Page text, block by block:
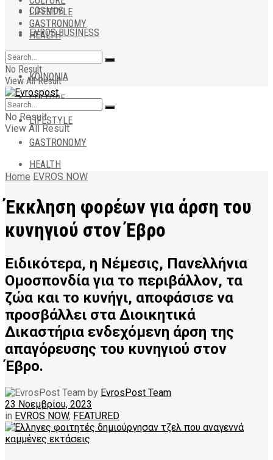
COSMOS
EVROS BUSINESS
ΑΠΟΨΕΙΣ
ΚΟΙΝΩΝΙΑ
CULTURE
LIFESTYLE
GASTRONOMY
HEALTH
LIFESTYLE
GASTRONOMY
HEALTH
No Result
View All Result
No Result
View All Result
Home EVROS NOW
Έκκληση φορέων για άρση του
κυνηγιού στον Έβρο
Ειδικότερα, η Νέμεσις, Πανελλήνια
Ομοσπονδία για το περιβάλλον, τα
ζώα και το κυνήγι, αποφάσισε να
προσβάλλει στα Διοικητικά
Δικαστήρια ενδεχόμενη άρση της
απαγόρευσης του κυνηγιού στον
Έβρο.
by EvrosPost Team
23 Νοεμβρίου, 2023
in EVROS NOW, FEATURED